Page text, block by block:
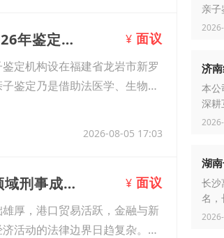
13、收藏！龙岩13家个人亲子鉴定机构名单 （附2026年鉴定新名单） ¥ 面议
定机构设在福建省龙岩市新罗
鉴定乃是借助法医学、生物学
2026-08-05 17:03
14、2026年8月青岛刑事辩护律师：张振明律师多领域刑事成功案例梳理｜经济犯罪暴力犯罪办案实务参考 ¥ 面议
厚，港口贸易活跃，金融与新
活动的法律边界日趋复杂。合
亲子
济
本公
深耕
湖
长沙
名，